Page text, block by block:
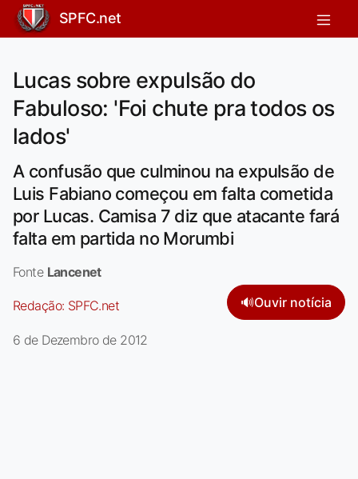
SPFC.net
Lucas sobre expulsão do
Fabuloso: 'Foi chute pra todos os
lados'
A confusão que culminou na expulsão de
Luis Fabiano começou em falta cometida
por Lucas. Camisa 7 diz que atacante fará
falta em partida no Morumbi
Fonte Lancenet
Redação: SPFC.net 🔊Ouvir notícia
6 de Dezembro de 2012